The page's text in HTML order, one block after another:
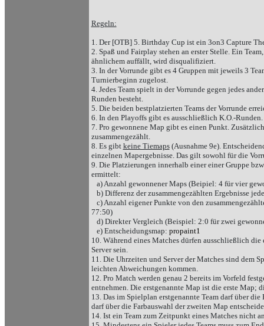
Regeln:
1. Der [OTB] 5. Birthday Cup ist ein 3on3 Capture
2. Spaß und Fairplay stehen an erster Stelle. Ein
ähnlichem auffällt, wird disqualifiziert.
3. In der Vorrunde gibt es 4 Gruppen mit jeweils 3
Turnierbeginn zugelost.
4. Jedes Team spielt in der Vorrunde gegen jedes
Runden besteht.
5. Die beiden bestplatzierten Teams der Vorrunde
6. In den Playoffs gibt es ausschließlich K.O.-
7. Pro gewonnene Map gibt es einen Punkt.
zusammengezählt.
8. Es gibt keine Tiemaps(Ausnahme 9e).
einzelnen Mapergebnisse. Das gilt sowohl für die
9. Die Platzierungen innerhalb einer einer Gruppe
ermittelt:
a) Anzahl gewonnener Maps (Beipiel: 4 für vier
b) Differenz der zusammengezählten Ergebnisse
c) Anzahl eigener Punkte von den
77:50)
d) Direkter Vergleich (Beispiel: 2:0 für zwei
e) Entscheidungsmap: propaint1
10. Während eines Matches dürfen ausschließlich
Server sein.
11. Die Uhrzeiten und Server der Matches sind dem
leichten Abweichungen kommen.
12. Pro Match werden genau 2 bereits im Vorfeld
entnehmen. Die erstgenannte Map ist die erste Map;
13. Das im Spielplan erstgenannte Team darf über
darf über die Farbauswahl der zweiten Map
14. Ist ein Team zum Zeitpunkt eines Matches nicht